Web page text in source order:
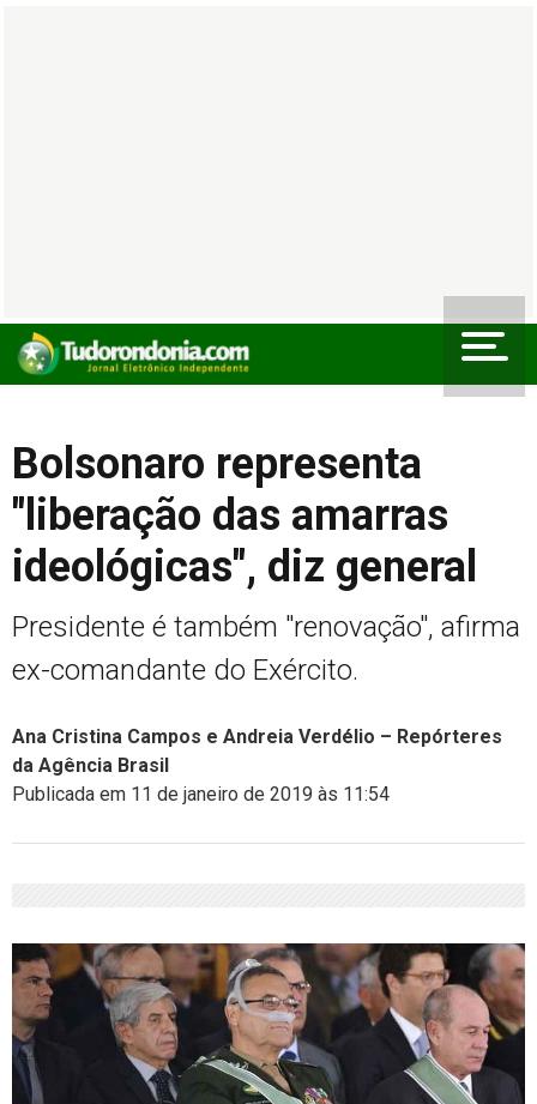
Bolsonaro representa
"liberação das amarras
ideológicas", diz general
Presidente é também "renovação", afirma
ex-comandante do Exército.
Ana Cristina Campos e Andreia Verdélio – Repórteres
da Agência Brasil
Publicada em 11 de janeiro de 2019 às 11:54